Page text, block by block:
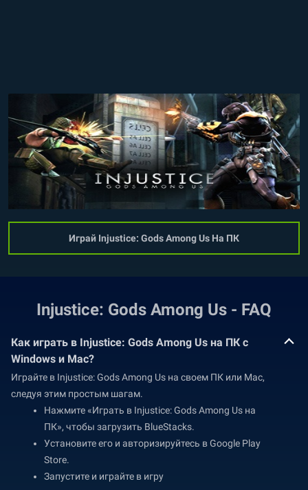
Играй Injustice: Gods Among Us На ПК
Injustice: Gods Among Us - FAQ
Как играть в Injustice: Gods Among Us на ПК с
Windows и Mac?
Играйте в Injustice: Gods Among Us на своем ПК или Mac,
следуя этим простым шагам.
Нажмите «Играть в Injustice: Gods Among Us на
ПК», чтобы загрузить BlueStacks.
Установите его и авторизируйтесь в Google Play
Store.
Запустите и играйте в игру